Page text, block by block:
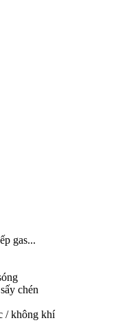
gas...
chén
/ không khí